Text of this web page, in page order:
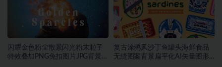
闪耀金色粉尘散景闪光粉末粒子
特效叠加PNG免扣图片JPG背景素
复古涂鸦风沙丁鱼罐头海鲜食品
无缝图案背景扁平化AI矢量图形